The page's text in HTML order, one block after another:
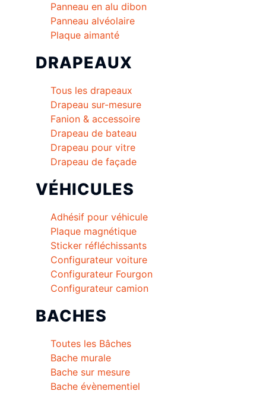
Panneau en alu dibon
Panneau alvéolaire
Plaque aimanté
DRAPEAUX
Tous les drapeaux
Drapeau sur-mesure
Fanion & accessoire
Drapeau de bateau
Drapeau pour vitre
Drapeau de façade
VÉHICULES
Adhésif pour véhicule
Plaque magnétique
Sticker réfléchissants
Configurateur voiture
Configurateur Fourgon
Configurateur camion
BACHES
Toutes les Bâches
Bache murale
Bache sur mesure
Bache évènementiel